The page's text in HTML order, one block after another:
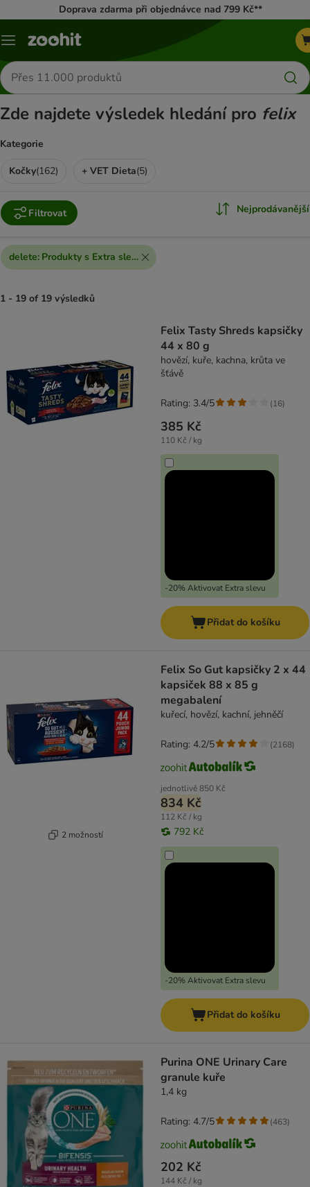
Doprava zdarma při objednávce nad 799 Kč**
Menu
Hledat
produkty
Zde najdete výsledek hledání pro felix
Kategorie
Kočky(162) + VET Dieta(5)
Filtrovat Nejprodávanější
delete: Produkty s Extra slevou
1 - 19 of 19 výsledků
Felix Tasty Shreds kapsičky
44 x 80 g
hovězí, kuře, kachna, krůta ve
šťávě
385 Kč
110 Kč / kg
-20% Aktivovat Extra slevu
Rating: 3.4/5 (16)
Přidat do košíku
2 možností
Felix So Gut kapsičky 2 x 44
kapsiček 88 x 85 g
megabalení
kuřecí, hovězí, kachní, jehněčí
jednotlivě850 Kč
834 Kč
112 Kč / kg
792 Kč
-20% Aktivovat Extra slevu
Rating: 4.2/5 (2168)
Přidat do košíku
Purina ONE Urinary Care
granule kuře
1,4 kg
202 Kč
144 Kč / kg
Rating: 4.7/5 (463)